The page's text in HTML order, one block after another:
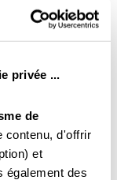
privée ...
de
contenu, d'offrir
et
également des
Choisir
Choisir